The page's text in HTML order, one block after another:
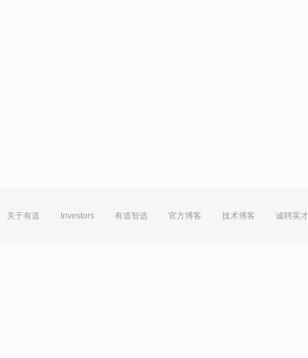
关于有道 Investors 有道智选 官方博客 技术博客 诚聘英才